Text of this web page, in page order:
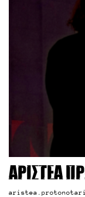
Αριστέα